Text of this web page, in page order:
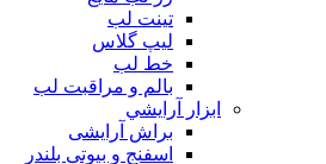
تینت لب
لیپ گلاس
خط لب
بالم و مراقبت لب
ابزار آرايشي
براش آرایشی
اسفنج و بیوتی بلندر